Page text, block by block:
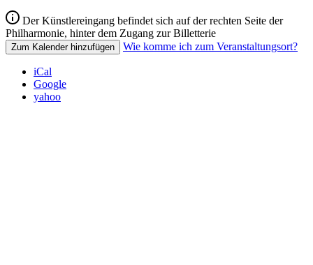
Der Künstlereingang befindet sich auf der rechten Seite der
Philharmonie, hinter dem Zugang zur Billetterie
Zum Kalender hinzufügen Wie komme ich zum Veranstaltungsort?
iCal
Google
yahoo